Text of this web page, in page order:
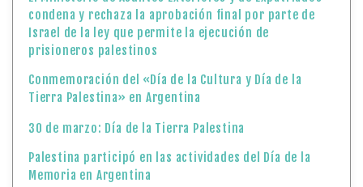
condena y rechaza la aprobación final por parte de
Israel de la ley que permite la ejecución de
prisioneros palestinos
Conmemoración del «Día de la Cultura y Día de la
Tierra Palestina» en Argentina
30 de marzo: Día de la Tierra Palestina
Palestina participó en las actividades del Día de la
Memoria en Argentina